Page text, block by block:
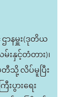
ဌာနမှူး(ဒုတိယ
မ်းနှင့်တံတား)၊
သို့ လိပ်မူပြီး
းပွားရေး